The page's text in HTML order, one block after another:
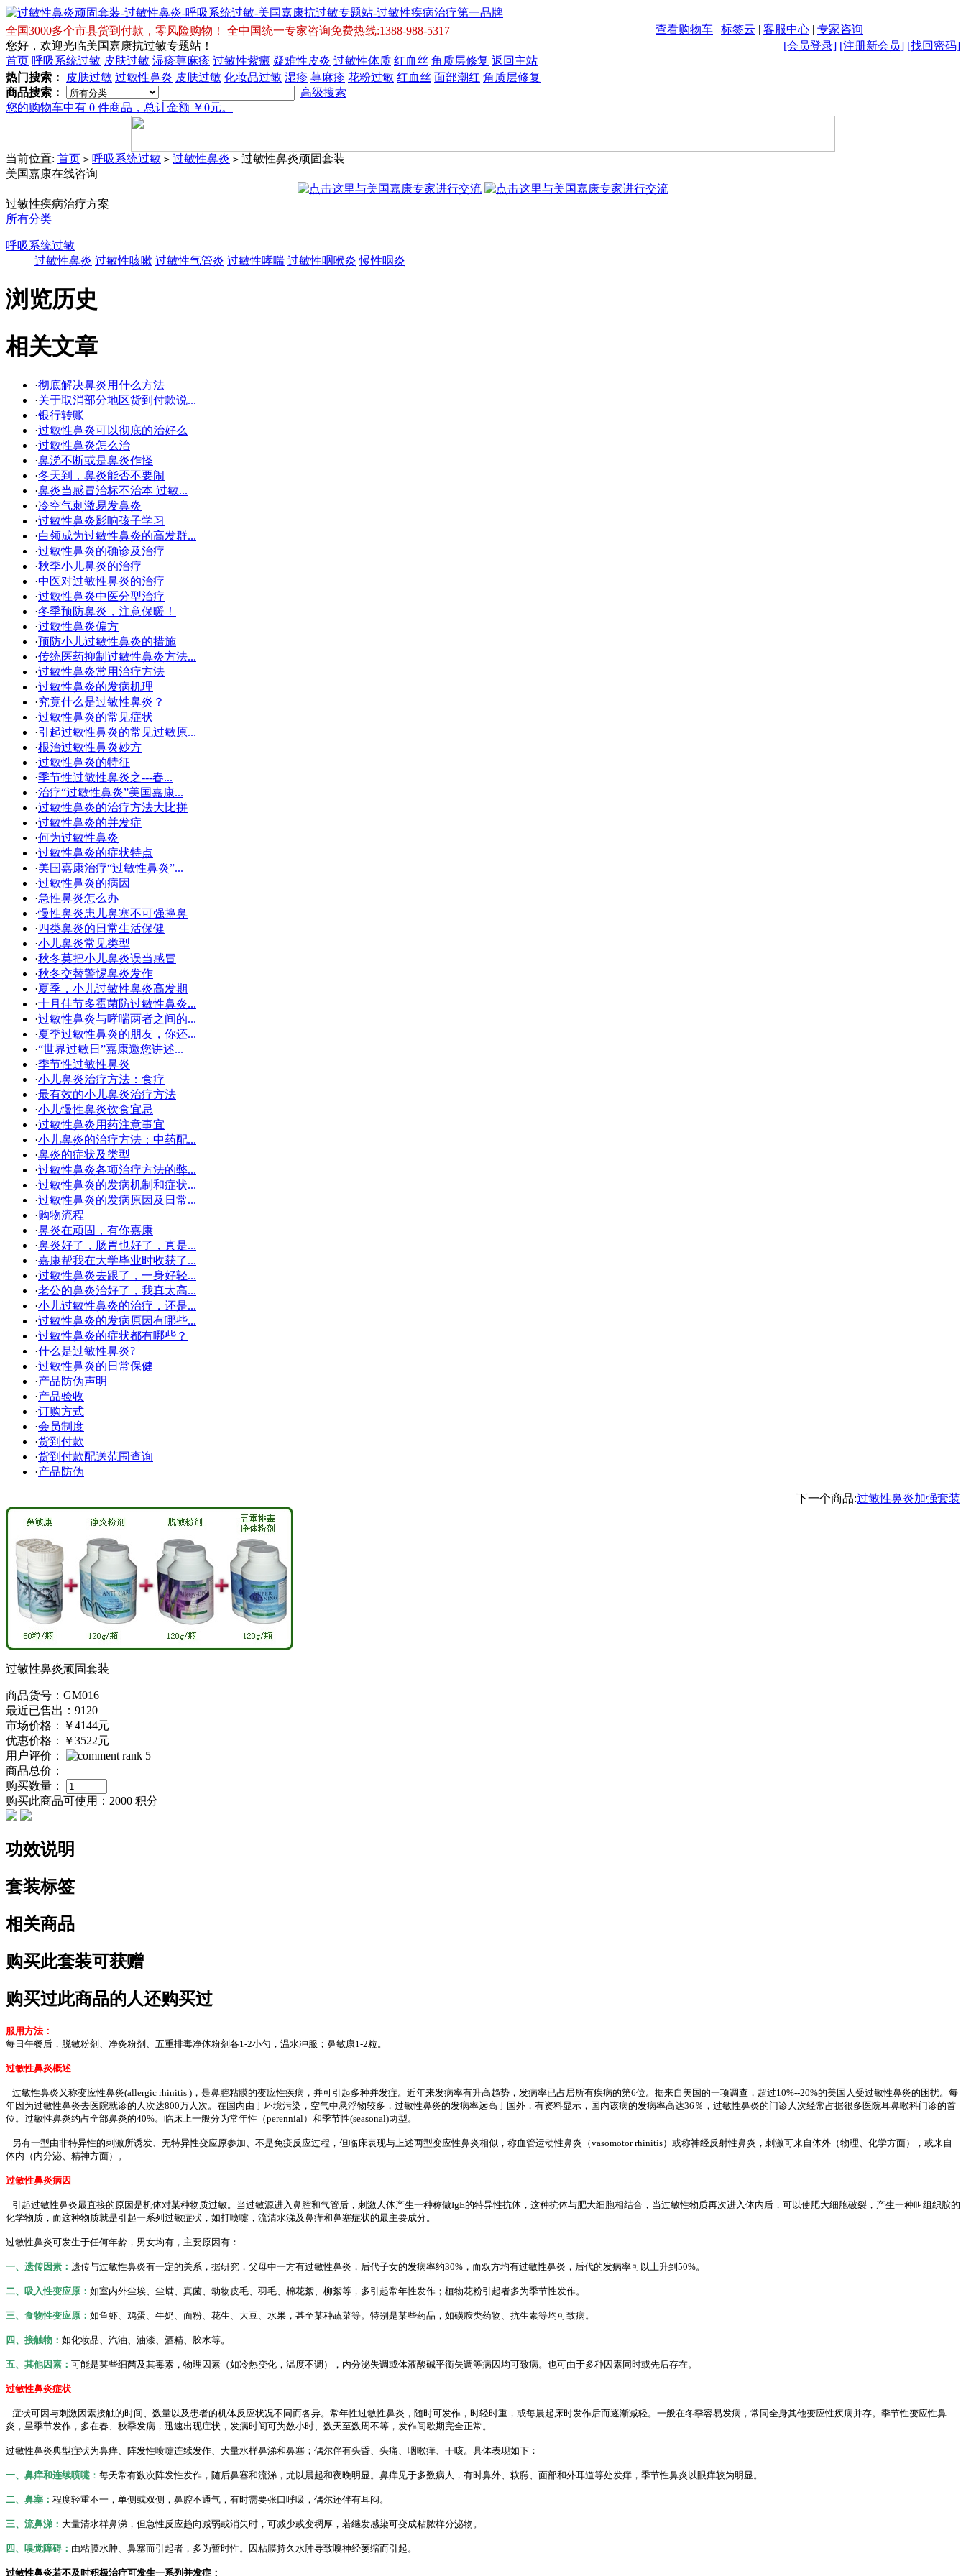
全国3000多个市县货到付款，零风险购物！ 全中国统一专家咨询免费热线:1388-988-5317 查看购物车 | 标签云 | 客服中心 | 专家咨询
您好，欢迎光临美国嘉康抗过敏专题站！
[会员登录] [注册新会员] [找回密码]
首页 呼吸系统过敏 皮肤过敏 湿疹荨麻疹 过敏性紫癜 疑难性皮炎 过敏性体质 红血丝 角质层修复 返回主站
Tory
Sale
Shoes
Tory
Burch
Wedges
热门搜索： 皮肤过敏 过敏性鼻炎 皮肤过敏 化妆品过敏 湿疹 荨麻疹 花粉过敏 红血丝 面部潮红 角质层修复
商品搜索：
高级搜索
您的购物车中有 0 件商品，总计金额 ￥0元。
当前位置: 首页 > 呼吸系统过敏 > 过敏性鼻炎 > 过敏性鼻炎顽固套装
美国嘉康在线咨询
过敏性疾病治疗方案
所有分类
呼吸系统过敏
过敏性鼻炎 过敏性咳嗽 过敏性气管炎 过敏性哮喘 过敏性咽喉炎 慢性咽炎
浏览历史
相关文章
·彻底解决鼻炎用什么方法
·关于取消部分地区货到付款说...
·银行转账
·过敏性鼻炎可以彻底的治好么
·过敏性鼻炎怎么治
·鼻涕不断或是鼻炎作怪
·冬天到，鼻炎能否不要闹
·鼻炎当感冒治标不治本 过敏...
·冷空气刺激易发鼻炎
·过敏性鼻炎影响孩子学习
·白领成为过敏性鼻炎的高发群...
·过敏性鼻炎的确诊及治疗
·秋季小儿鼻炎的治疗
·中医对过敏性鼻炎的治疗
·过敏性鼻炎中医分型治疗
·冬季预防鼻炎，注意保暖！
·过敏性鼻炎偏方
·预防小儿过敏性鼻炎的措施
·传统医药抑制过敏性鼻炎方法...
·过敏性鼻炎常用治疗方法
·过敏性鼻炎的发病机理
·究竟什么是过敏性鼻炎？
·过敏性鼻炎的常见症状
·引起过敏性鼻炎的常见过敏原...
·根治过敏性鼻炎妙方
·过敏性鼻炎的特征
·季节性过敏性鼻炎之---春...
·治疗“过敏性鼻炎”美国嘉康...
·过敏性鼻炎的治疗方法大比拼
·过敏性鼻炎的并发症
·何为过敏性鼻炎
·过敏性鼻炎的症状特点
·美国嘉康治疗“过敏性鼻炎”...
·过敏性鼻炎的病因
·急性鼻炎怎么办
·慢性鼻炎患儿鼻塞不可强擤鼻
· 四类鼻炎的日常生活保健
·小儿鼻炎常见类型
·秋冬莫把小儿鼻炎误当感冒
·秋冬交替警惕鼻炎发作
·夏季，小儿过敏性鼻炎高发期
·十月佳节多霉菌防过敏性鼻炎...
·过敏性鼻炎与哮喘两者之间的...
·夏季过敏性鼻炎的朋友，你还...
·“世界过敏日”嘉康邀您讲述...
·季节性过敏性鼻炎
·小儿鼻炎治疗方法：食疗
·最有效的小儿鼻炎治疗方法
·小儿慢性鼻炎饮食宜忌
·过敏性鼻炎用药注意事宜
·小儿鼻炎的治疗方法：中药配...
·鼻炎的症状及类型
·过敏性鼻炎各项治疗方法的弊...
·过敏性鼻炎的发病机制和症状...
·过敏性鼻炎的发病原因及日常...
·购物流程
·鼻炎在顽固，有你嘉康
·鼻炎好了，肠胃也好了，真是...
·嘉康帮我在大学毕业时收获了...
·过敏性鼻炎去跟了，一身好轻...
·老公的鼻炎治好了，我真太高...
·小儿过敏性鼻炎的治疗，还是...
·过敏性鼻炎的发病原因有哪些...
·过敏性鼻炎的症状都有哪些？
·什么是过敏性鼻炎?
·过敏性鼻炎的日常保健
·产品防伪声明
·产品验收
·订购方式
·会员制度
·货到付款
·货到付款配送范围查询
·产品防伪
下一个商品:过敏性鼻炎加强套装
过敏性鼻炎顽固套装
商品货号：GM016
最近已售出：9120
市场价格：
￥4144元
优惠价格：
￥3522元
用户评价：
商品总价：
购买数量：
购买此商品可使用： 2000 积分
功效说明
套装标签
相关商品
购买此套装可获赠
购买过此商品的人还购买过
服用方法：
每日午餐后，脱敏粉剂、净炎粉剂、五重排毒净体粉剂各1-2小勺，温水冲服；鼻敏康1-2粒。
过敏性鼻炎概述
过敏性鼻炎又称变应性鼻炎(allergic rhinitis )，是鼻腔粘膜的变应性疾病，并可引起多种并发症。近年来发病率有升高趋势，发病率已占居所有疾病的第6位。据来自美国的一项调查，超过10%--20%的美国人受过敏性鼻炎的困扰。每
年因为过敏性鼻炎去医院就诊的人次达800万人次。在国内由于环境污染，空气中悬浮物较多，过敏性鼻炎的发病率远高于国外，有资料显示，国内该病的发病率高达36％，过敏性鼻炎的门诊人次经常占据很多医院耳鼻喉科门诊的首
位。过敏性鼻炎约占全部鼻炎的40%。临床上一般分为常年性（perennial）和季节性(seasonal)两型。
另有一型由非特异性的刺激所诱发、无特异性变应原参加、不是免疫反应过程，但临床表现与上述两型变应性鼻炎相似，称血管运动性鼻炎（vasomotor rhinitis）或称神经反射性鼻炎，刺激可来自体外（物理、化学方面），或来自
体内（内分泌、精神方面）。
过敏性鼻炎病因
引起过敏性鼻炎最直接的原因是机体对某种物质过敏。当过敏源进入鼻腔和气管后，刺激人体产生一种称做IgE的特异性抗体，这种抗体与肥大细胞相结合，当过敏性物质再次进入体内后，可以使肥大细胞破裂，产生一种叫组织胺的
化学物质，而这种物质就是引起一系列过敏症状，如打喷嚏，流清水涕及鼻痒和鼻塞症状的最主要成分。
过敏性鼻炎可发生于任何年龄，男女均有，主要原因有：
一、遗传因素： 遗传与过敏性鼻炎有一定的关系，据研究，父母中一方有过敏性鼻炎，后代子女的发病率约30%，而双方均有过敏性鼻炎，后代的发病率可以上升到50%。
二、吸入性变应原： 如室内外尘埃、尘螨、真菌、动物皮毛、羽毛、棉花絮、柳絮等，多引起常年性发作；植物花粉引起者多为季节性发作。
三、食物性变应原： 如鱼虾、鸡蛋、牛奶、面粉、花生、大豆、水果，甚至某种蔬菜等。特别是某些药品，如磺胺类药物、抗生素等均可致病。
四、接触物： 如化妆品、汽油、油漆、酒精、胶水等。
五、其他因素： 可能是某些细菌及其毒素，物理因素（如冷热变化，温度不调），内分泌失调或体液酸碱平衡失调等病因均可致病。也可由于多种因素同时或先后存在。
过敏性鼻炎症状
症状可因与刺激因素接触的时间、数量以及患者的机体反应状况不同而各异。常年性过敏性鼻炎，随时可发作，时轻时重，或每晨起床时发作后而逐渐减轻。一般在冬季容易发病，常同全身其他变应性疾病并存。季节性变应性鼻
炎，呈季节发作，多在春、秋季发病，迅速出现症状，发病时间可为数小时、数天至数周不等，发作间歇期完全正常。
过敏性鼻炎典型症状为鼻痒、阵发性喷嚏连续发作、大量水样鼻涕和鼻塞；偶尔伴有头昏、头痛、咽喉痒、干咳。具体表现如下：
一、鼻痒和连续喷嚏 ： 每天常有数次阵发性发作，随后鼻塞和流涕，尤以晨起和夜晚明显。鼻痒见于多数病人，有时鼻外、软腭、面部和外耳道等处发痒，季节性鼻炎以眼痒较为明显。
二、鼻塞： 程度轻重不一，单侧或双侧，鼻腔不通气，有时需要张口呼吸，偶尔还伴有耳闷。
三、流鼻涕： 大量清水样鼻涕，但急性反应趋向减弱或消失时，可减少或变稠厚，若继发感染可变成粘脓样分泌物。
四、嗅觉障碍： 由粘膜水肿、鼻塞而引起者，多为暂时性。因粘膜持久水肿导致嗅神经萎缩而引起。
过敏性鼻炎若不及时积极治疗可发生一系列并发症：